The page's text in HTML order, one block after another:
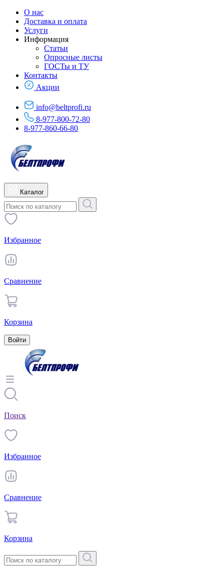
О нас
Доставка и оплата
Услуги
Информация
Статьи
Опросные листы
ГОСТы и ТУ
Контакты
Акции
info@beltprofi.ru
8-977-800-72-80
8-977-860-66-80
Каталог
Избранное
Сравнение
Корзина
Войти
Поиск
Избранное
Сравнение
Корзина